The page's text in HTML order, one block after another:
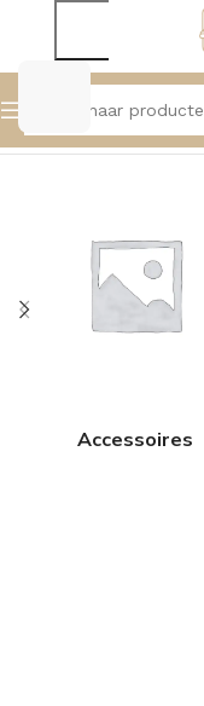
Home Product Kleur
Accessoires